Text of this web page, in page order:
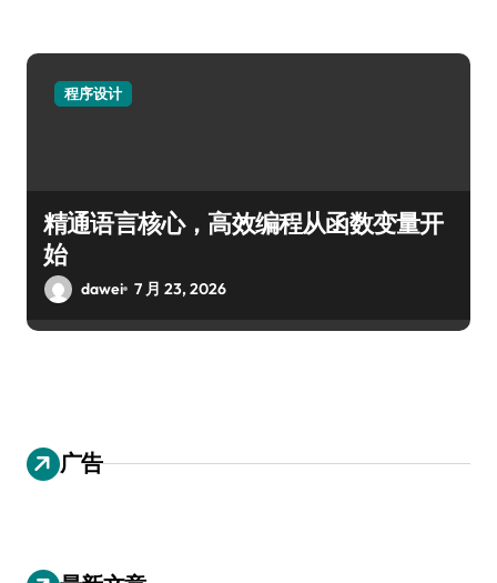
程序设计
精通语言核心，高效编程从函数变量开
始
dawei 7 月 23, 2026
广告